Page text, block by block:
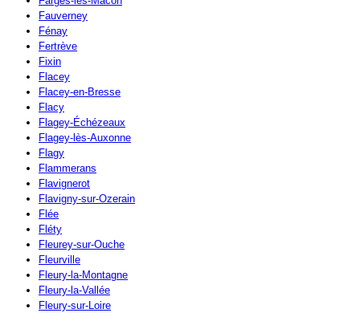
Fauverney
Fénay
Fertrève
Fixin
Flacey
Flacey-en-Bresse
Flacy
Flagey-Échézeaux
Flagey-lès-Auxonne
Flagy
Flammerans
Flavignerot
Flavigny-sur-Ozerain
Flée
Fléty
Fleurey-sur-Ouche
Fleurville
Fleury-la-Montagne
Fleury-la-Vallée
Fleury-sur-Loire